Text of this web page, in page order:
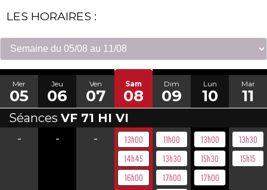
LES HORAIRES :
Mer
05
Jeu
06
Ven
07
Sam
08
Dim
09
Lun
10
Mar
11
Séances VF 71 HI VI
-
- -
13h00
14h45
16h00
11h00
13h30
17h00
13h00
15h30
17h00
13h30
15h15